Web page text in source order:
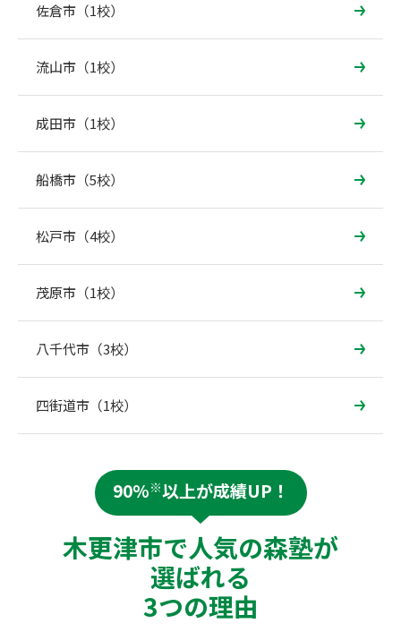
佐倉市（1校）
流山市（1校）
成田市（1校）
船橋市（5校）
松戸市（4校）
茂原市（1校）
八千代市（3校）
四街道市（1校）
90%※以上が成績UP！
木更津市で人気の森塾が
選ばれる
3つの理由